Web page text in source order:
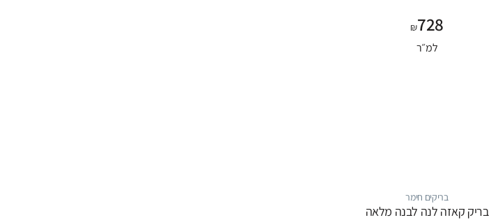
₪728
למ״ר
בריקים חימר
בריק קאזה לנה לבנה מלאה